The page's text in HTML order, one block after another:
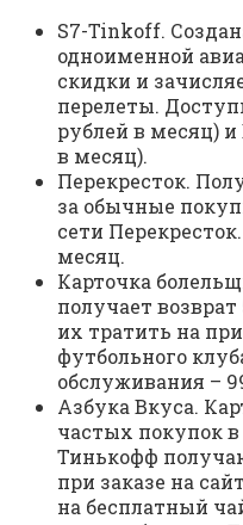
S7-Tinkoff.
одноименной
скидки и
перелеты.
рублей в месяц) и
в месяц).
Перекресток.
за обычные
сети
месяц.
Карточка
получает
их тратить на
футбольного
обслуживания –
Азбука Вкуса.
частых покупок
Тинькофф
при заказе на
на бесплатный